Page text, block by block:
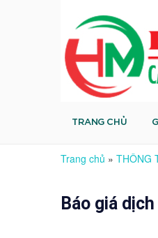
TRANG CHỦ
Trang chủ » THÔNG
Báo giá